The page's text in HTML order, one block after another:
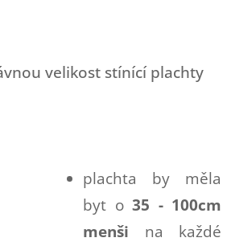
velikost stínící plachty
plachta by měla
byt o 35 - 100cm
menši na každé